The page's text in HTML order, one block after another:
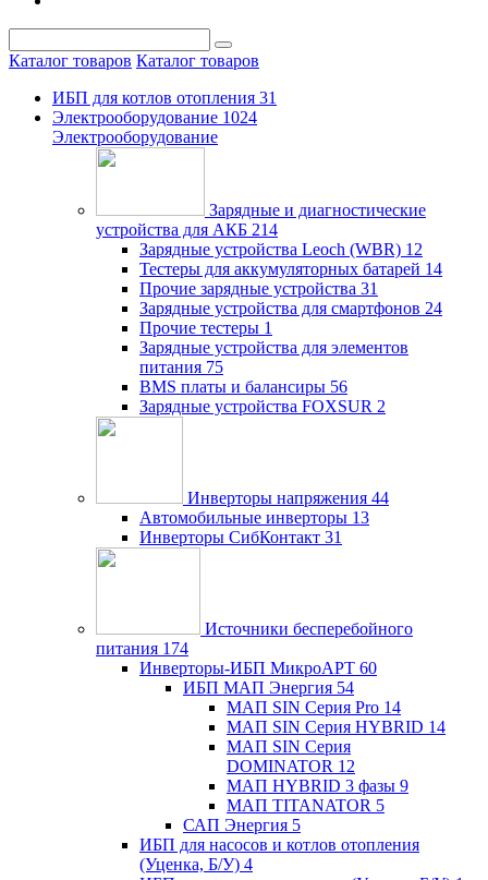
Каталог товаров Каталог товаров
ИБП для котлов отопления 31
Электрооборудование 1024
Электрооборудование
Зарядные и диагностические
устройства для АКБ 214
Зарядные устройства Leoch (WBR) 12
Тестеры для аккумуляторных батарей 14
Прочие зарядные устройства 31
Зарядные устройства для смартфонов 24
Прочие тестеры 1
Зарядные устройства для элементов
питания 75
BMS платы и балансиры 56
Зарядные устройства FOXSUR 2
Инверторы напряжения 44
Автомобильные инверторы 13
Инверторы СибКонтакт 31
Источники бесперебойного
питания 174
Инверторы-ИБП МикроАРТ 60
ИБП МАП Энергия 54
МАП SIN Серия Pro 14
МАП SIN Серия HYBRID 14
МАП SIN Серия
DOMINATOR 12
МАП HYBRID 3 фазы 9
МАП TITANATOR 5
САП Энергия 5
ИБП для насосов и котлов отопления
(Уценка, Б/У) 4